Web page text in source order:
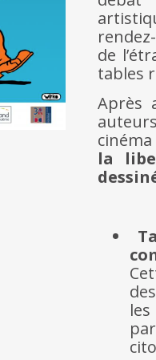
de
tables
Après
la